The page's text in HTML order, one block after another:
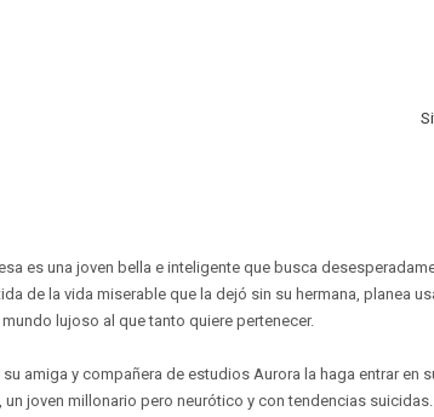
es una joven bella e inteligente que busca
de la vida miserable que la dejó sin su hermana, planea
lujoso al que tanto quiere pertenecer.
su amiga y compañera de estudios Aurora la haga entrar en
un joven millonario pero neurótico y con tendencias